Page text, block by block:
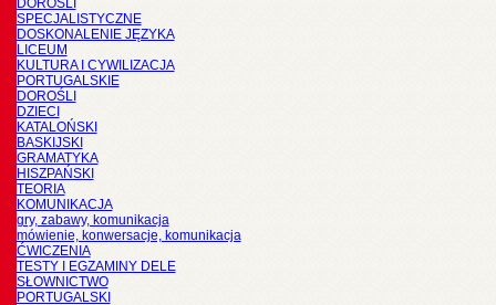
DOROŚLI
SPECJALISTYCZNE
DOSKONALENIE JĘZYKA
LICEUM
KULTURA I CYWILIZACJA
PORTUGALSKIE
DOROŚLI
DZIECI
KATALOŃSKI
BASKIJSKI
GRAMATYKA
HISZPAŃSKI
TEORIA
KOMUNIKACJA
gry, zabawy, komunikacja
mówienie, konwersacje, komunikacja
ĆWICZENIA
TESTY I EGZAMINY DELE
SŁOWNICTWO
PORTUGALSKI